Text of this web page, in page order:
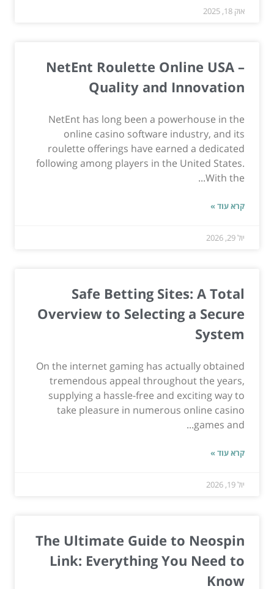
אוק 18, 2025
NetEnt Roulette Online USA –
Quality and Innovation
NetEnt has long been a powerhouse in the
online casino software industry, and its
roulette offerings have earned a dedicated
following among players in the United States.
With the...
קרא עוד »
יול 29, 2026
Safe Betting Sites: A Total
Overview to Selecting a Secure
System
On the internet gaming has actually obtained
tremendous appeal throughout the years,
supplying a hassle-free and exciting way to
take pleasure in numerous online casino
games and...
קרא עוד »
יול 19, 2026
The Ultimate Guide to Neospin
Link: Everything You Need to
Know